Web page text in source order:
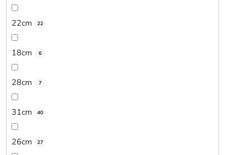
22cm 22
18cm 6
28cm 7
31cm 40
26cm 27